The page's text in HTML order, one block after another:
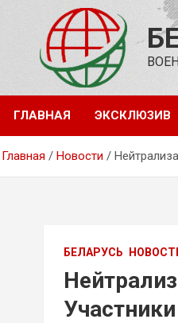
содержимому
ГЛАВНАЯ ЭКСКЛЮЗИВ
Главная Новости
БЕЛАРУСЬ